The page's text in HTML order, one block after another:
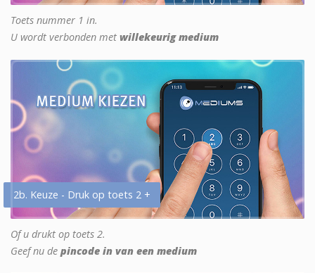
Toets nummer 1 in.
U wordt verbonden met willekeurig medium
2b. Keuze - Druk op toets 2 +
Of u drukt op toets 2.
Geef nu de pincode in van een medium